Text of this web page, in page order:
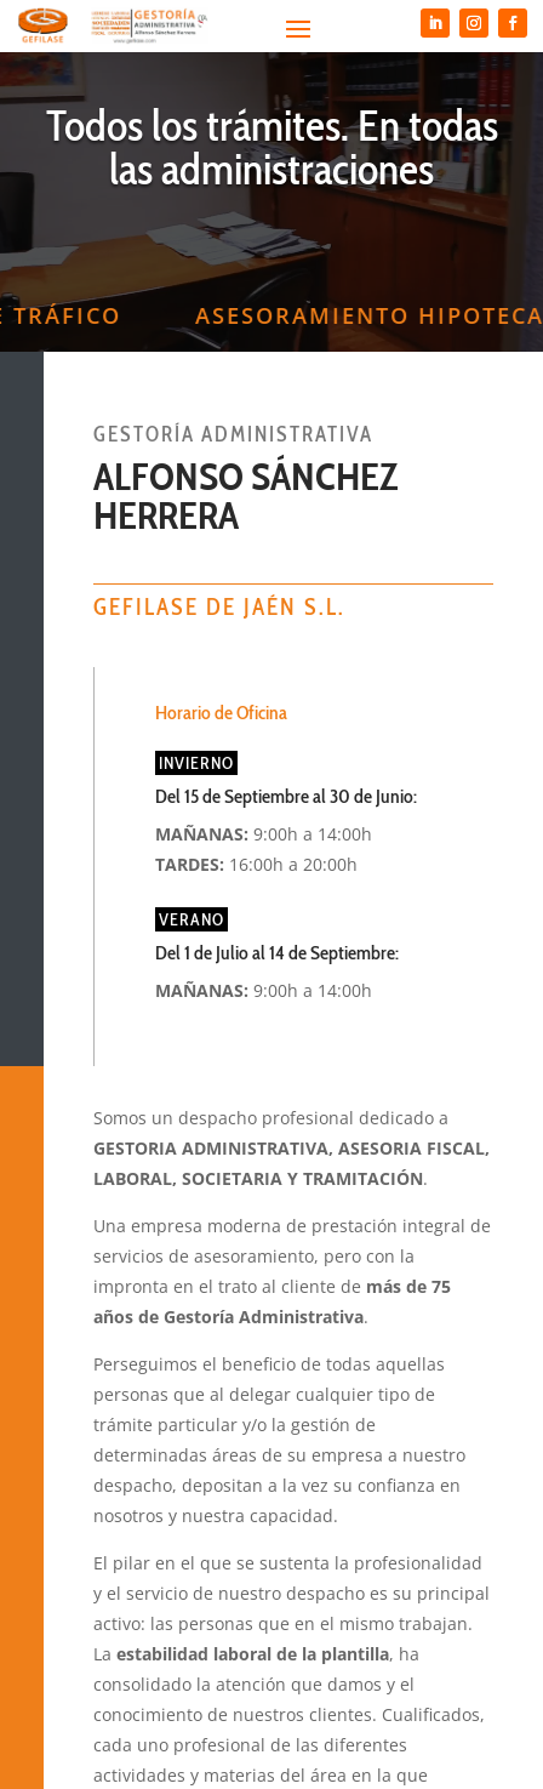
Reproductor
de
vídeoTodos los trámites. En todas
las administraciones
ASESORAMIENTO
GESTORÍA ADMINISTRATIVA
ALFONSO SÁNCHEZ
HERRERA
GEFILASE DE JAÉN S.L.
Horario de Oficina
INVIERNO
Del 15 de Septiembre al 30 de Junio:
MAÑANAS: 9:00h a 14:00h
TARDES: 16:00h a 20:00h
VERANO
Del 1 de Julio al 14 de Septiembre:
MAÑANAS: 9:00h a 14:00h
Somos un despacho profesional dedicado a
GESTORIA ADMINISTRATIVA, ASESORIA FISCAL,
LABORAL, SOCIETARIA Y TRAMITACIÓN.
Una empresa moderna de prestación integral de
servicios de asesoramiento, pero con la
impronta en el trato al cliente de más de 75
años de Gestoría Administrativa.
Perseguimos el beneficio de todas aquellas
personas que al delegar cualquier tipo de
trámite particular y/o la gestión de
determinadas áreas de su empresa a nuestro
despacho, depositan a la vez su confianza en
nosotros y nuestra capacidad.
El pilar en el que se sustenta la profesionalidad
y el servicio de nuestro despacho es su principal
activo: las personas que en el mismo trabajan.
Laestabilidad laboral de la plantilla, ha
consolidado la atención que damos y el
conocimiento de nuestros clientes. Cualificados,
cada uno profesional de las diferentes
actividades y materias del área en la que